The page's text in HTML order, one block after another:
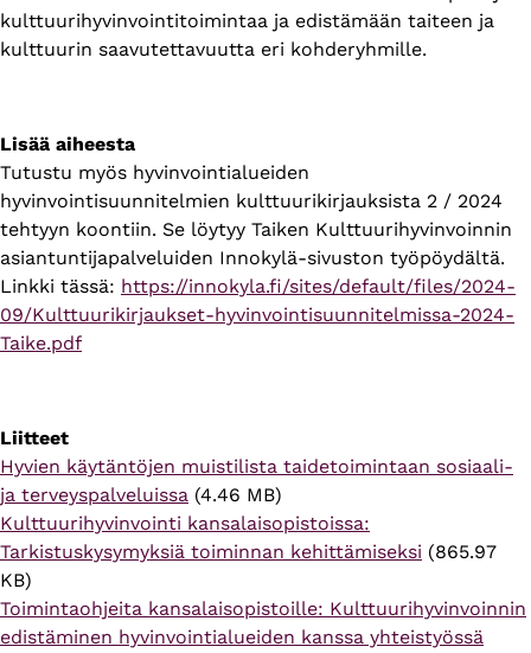
kulttuurihyvinvointitoimintaa ja edistämään taiteen ja
kulttuurin saavutettavuutta eri kohderyhmille.
Lisää aiheesta
Tutustu myös hyvinvointialueiden
hyvinvointisuunnitelmien kulttuurikirjauksista 2 / 2024
tehtyyn koontiin. Se löytyy Taiken Kulttuurihyvinvoinnin
asiantuntijapalveluiden Innokylä-sivuston työpöydältä.
Linkki tässä: https://innokyla.fi/sites/default/files/2024-
09/Kulttuurikirjaukset-hyvinvointisuunnitelmissa-2024-
Taike.pdf
Liitteet
Hyvien käytäntöjen muistilista taidetoimintaan sosiaali-
ja terveyspalveluissa (4.46 MB)
Kulttuurihyvinvointi kansalaisopistoissa:
Tarkistuskysymyksiä toiminnan kehittämiseksi (865.97
KB)
Toimintaohjeita kansalaisopistoille: Kulttuurihyvinvoinnin
edistäminen hyvinvointialueiden kanssa yhteistyössä